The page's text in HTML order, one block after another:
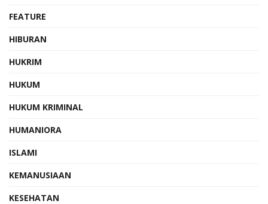
FEATURE
HIBURAN
HUKRIM
HUKUM
HUKUM KRIMINAL
HUMANIORA
ISLAMI
KEMANUSIAAN
KESEHATAN